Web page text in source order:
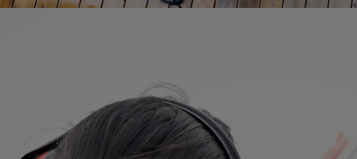
Stihl och Nilfisk